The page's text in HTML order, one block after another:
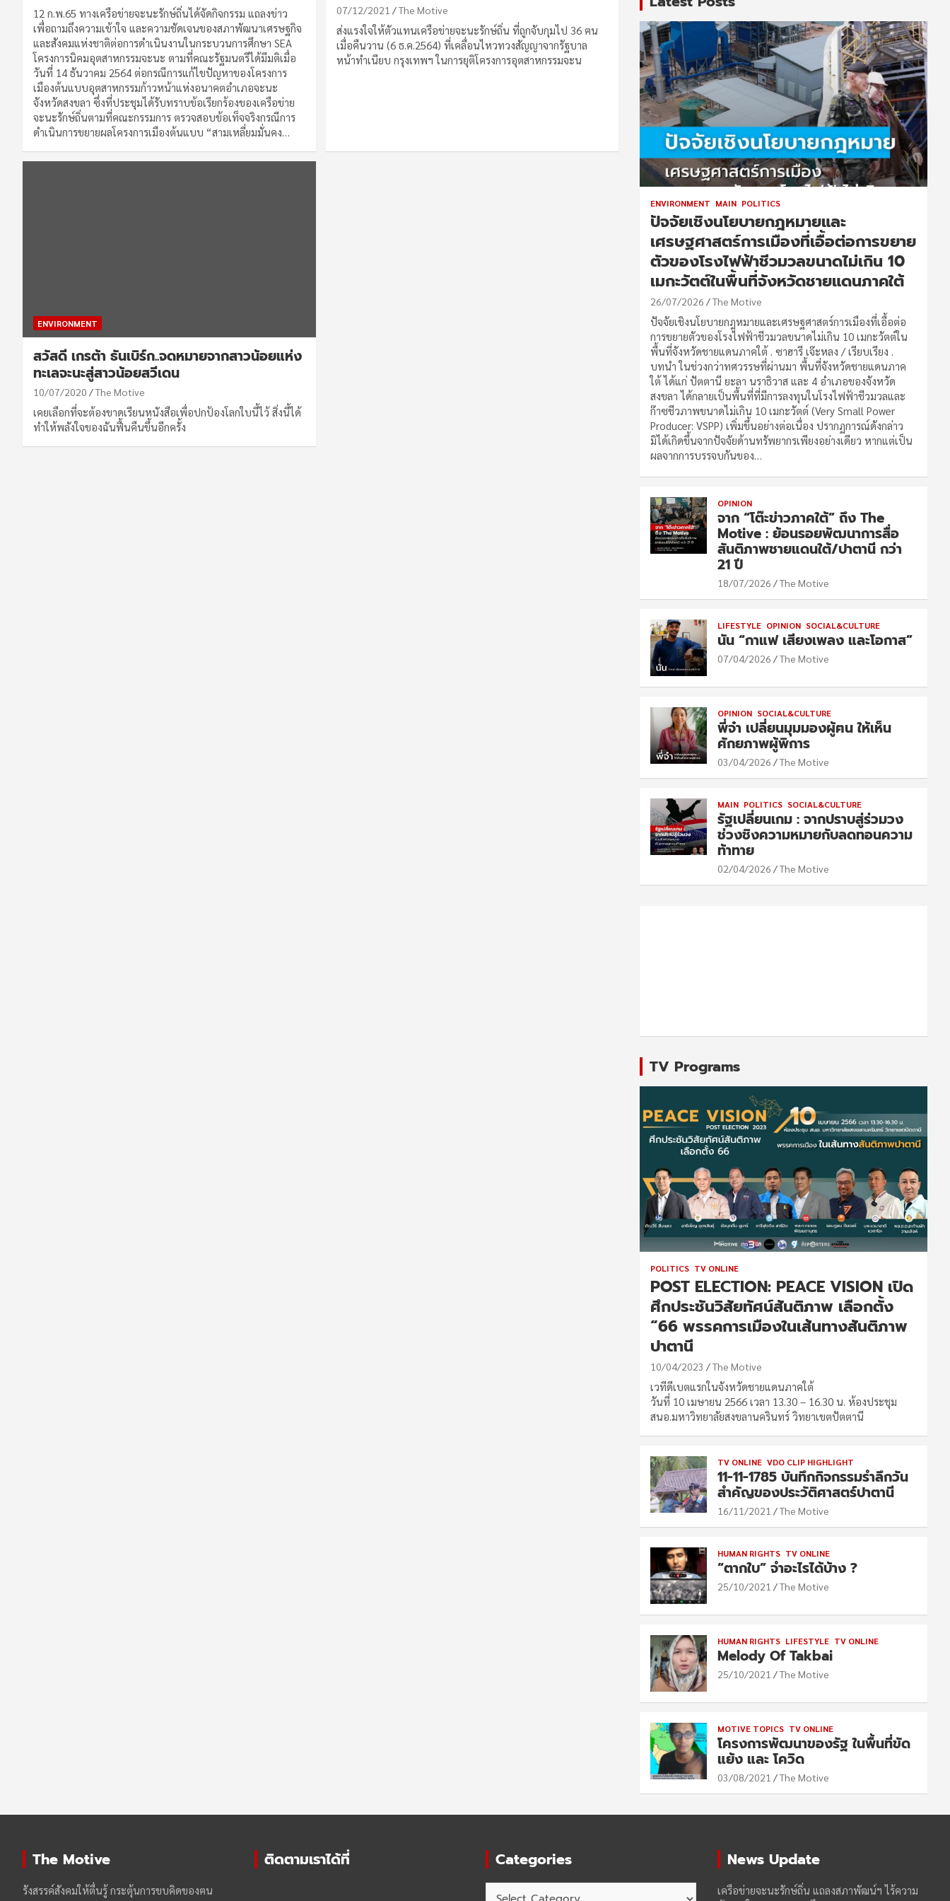
12 ก.พ.65 ทางเครือข่ายจะนะรักษ์ถิ่นได้จัดกิจกรรม แถลงข่าว
เพื่อถามถึงความเข้าใจ และความชัดเจนของสภาพัฒนาเศรษฐกิจ
และสังคมแห่งชาติต่อการดำเนินงานในกระบวนการศึกษา SEA
โครงการนิคมอุตสาหกรรมจะนะ ตามที่คณะรัฐมนตรีได้มีมติเมื่อ
วันที่ 14 ธันวาคม 2564 ต่อกรณีการแก้ไขปัญหาของโครงการ
เมืองต้นแบบอุตสาหกรรมก้าวหน้าแห่งอนาคตอำเภอจะนะ
จังหวัดสงขลา ซึ่งที่ประชุมได้รับทราบข้อเรียกร้องของเครือข่าย
จะนะรักษ์ถิ่นตามที่คณะกรรมการ ตรวจสอบข้อเท็จจริงกรณีการ
ดำเนินการขยายผลโครงการเมืองต้นแบบ “สามเหลี่ยมมั่นคง…
07/12/2021 The Motive
ส่งแรงใจให้ตัวแทนเครือข่ายจะนะรักษ์ถิ่น ที่ถูกจับกุมไป 36 ฅน
เมื่อคืนวาน (6 ธ.ค.2564) ที่เคลื่อนไหวทวงสัญญาจากรัฐบาล
หน้าทำเนียบ กรุงเทพฯ ในการยุติโครงการอุตสาหกรรมจะน
ENVIRONMENT
สวัสดี เกรต้า ธันเบิร์ก..จดหมายจากสาวน้อยแห่ง
ทะเลจะนะสู่สาวน้อยสวีเดน
10/07/2020 The Motive
เคยเลือกที่จะต้องขาดเรียนหนังสือเพื่อปกป้องโลกใบนี้ไว้ สิ่งนี้ได้
ทำให้พลังใจของฉันฟื้นคืนขึ้นอีกครั้ง
ENVIRONMENT MAIN POLITICS
ปัจจัยเชิงนโยบายกฎหมายและ
เศรษฐศาสตร์การเมืองที่เอื้อต่อการขยาย
ตัวของโรงไฟฟ้าชีวมวลขนาดไม่เกิน 10
เมกะวัตต์ในพื้นที่จังหวัดชายแดนภาคใต้
26/07/2026 The Motive
ปัจจัยเชิงนโยบายกฎหมายและเศรษฐศาสตร์การเมืองที่เอื้อต่อ
การขยายตัวของโรงไฟฟ้าชีวมวลขนาดไม่เกิน 10 เมกะวัตต์ใน
พื้นที่จังหวัดชายแดนภาคใต้ . ซาฮารี เจ๊ะหลง / เรียบเรียง .
บทนำ ในช่วงกว่าทศวรรษที่ผ่านมา พื้นที่จังหวัดชายแดนภาค
ใต้ ได้แก่ ปัตตานี ยะลา นราธิวาส และ 4 อำเภอของจังหวัด
สงขลา ได้กลายเป็นพื้นที่ที่มีการลงทุนในโรงไฟฟ้าชีวมวลและ
ก๊าซชีวภาพขนาดไม่เกิน 10 เมกะวัตต์ (Very Small Power
Producer: VSPP) เพิ่มขึ้นอย่างต่อเนื่อง ปรากฏการณ์ดังกล่าว
มิได้เกิดขึ้นจากปัจจัยด้านทรัพยากรเพียงอย่างเดียว หากแต่เป็น
ผลจากการบรรจบกันของ…
OPINION
จาก “โต๊ะข่าวภาคใต้” ถึง The
Motive : ย้อนรอยพัฒนาการสื่อ
สันติภาพชายแดนใต้/ปาตานี กว่า
21 ปี
18/07/2026 The Motive
LIFESTYLE OPINION SOCIAL&CULTURE
นัน “กาแฟ เสียงเพลง และโอกาส”
07/04/2026 The Motive
OPINION SOCIAL&CULTURE
พี่จ๋า เปลี่ยนมุมมองผู้ฅน ให้เห็น
ศักยภาพผู้พิการ
03/04/2026 The Motive
MAIN POLITICS SOCIAL&CULTURE
รัฐเปลี่ยนเกม : จากปราบสู่ร่วมวง
ช่วงชิงความหมายกับลดทอนความ
ท้าทาย
02/04/2026 The Motive
TV Programs
POLITICS TV ONLINE
POST ELECTION: PEACE VISION เปิด
ศึกประชันวิสัยทัศน์สันติภาพ เลือกตั้ง
“66 พรรคการเมืองในเส้นทางสันติภาพ
ปาตานี
10/04/2023 The Motive
เวทีดีเบตแรกในจังหวัดชายแดนภาคใต้
วันที่ 10 เมษายน 2566 เวลา 13.30 – 16.30 น. ห้องประชุม
สนอ.มหาวิทยาลัยสงขลานครินทร์ วิทยาเขตปัตตานี
TV ONLINE VDO CLIP HIGHLIGHT
11-11-1785 บันทึกกิจกรรมรำลึกวัน
สำคัญของประวัติศาสตร์ปาตานี
16/11/2021 The Motive
HUMAN RIGHTS TV ONLINE
“ตากใบ” จำอะไรได้บ้าง ?
25/10/2021 The Motive
HUMAN RIGHTS LIFESTYLE TV ONLINE
Melody Of Takbai
25/10/2021 The Motive
MOTIVE TOPICS TV ONLINE
โครงการพัฒนาของรัฐ ในพื้นที่ขัด
แย้ง และ โควิด
03/08/2021 The Motive
The Motive
รังสรรค์สังคมให้ตื่นรู้ กระตุ้นการขบคิดของฅน
ติดตามเราได้ที่ Categories News Update
เครือข่ายจะนะรักษ์ถิ่น แถลงสภาพัฒน์ฯ ไร้ความ